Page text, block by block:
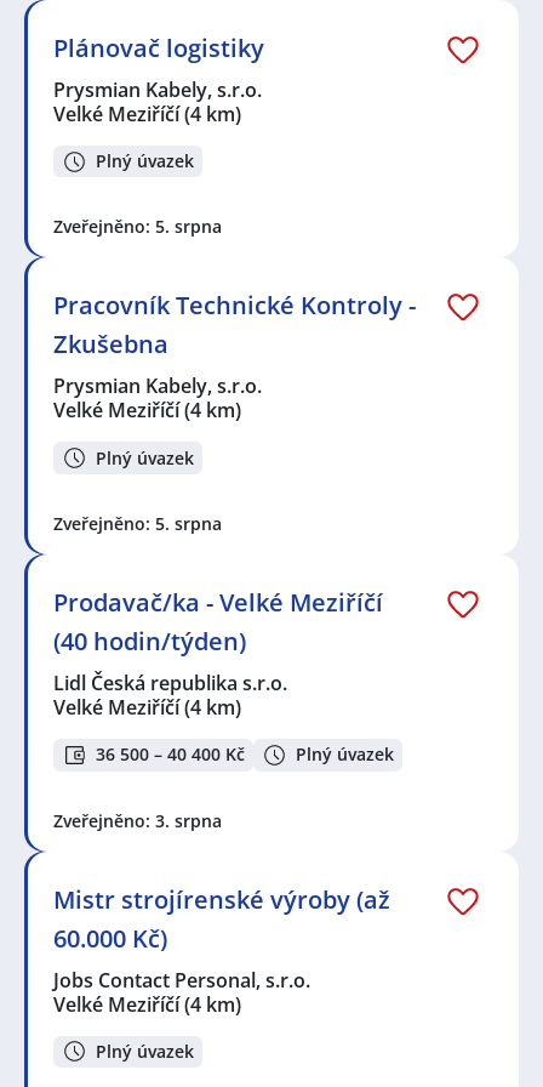
Plánovač logistiky
Prysmian Kabely, s.r.o.
Velké Meziříčí(4 km)
Plný úvazek
Zveřejněno: 5. srpna
Pracovník Technické Kontroly -
Zkušebna
Prysmian Kabely, s.r.o.
Velké Meziříčí(4 km)
Plný úvazek
Zveřejněno: 5. srpna
Prodavač/ka - Velké Meziříčí
(40 hodin/týden)
Lidl Česká republika s.r.o.
Velké Meziříčí(4 km)
36 500 – 40 400 Kč Plný úvazek
Zveřejněno: 3. srpna
Mistr strojírenské výroby (až
60.000 Kč)
Jobs Contact Personal, s.r.o.
Velké Meziříčí(4 km)
Plný úvazek